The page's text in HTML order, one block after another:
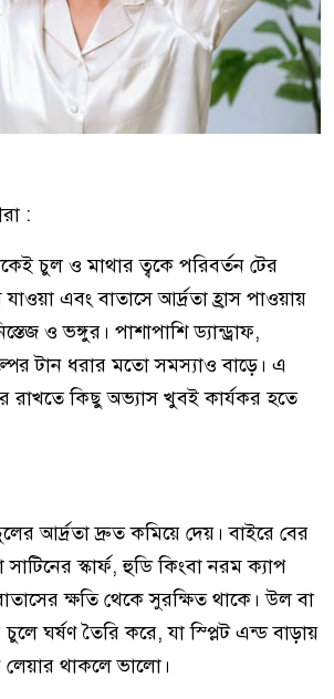
:
চুল ও মাথার ত্বকে পরিবর্তন টের
এবং বাতাসে আর্দ্রতা হ্রাস পাওয়ায়
ও ভঙ্গুর। পাশাপাশি ড্যান্ড্রাফ,
টান ধরার মতো সমস্যাও বাড়ে। এ
রাখতে কিছু অভ্যাস খুবই কার্যকর হতে
আর্দ্রতা দ্রুত কমিয়ে দেয়। বাইরে বের
স্কার্ফ, হুডি কিংবা নরম ক্যাপ
ক্ষতি থেকে সুরক্ষিত থাকে। উল বা
ঘর্ষণ তৈরি করে, যা স্প্লিট এন্ড বাড়ায়
থাকলে ভালো।